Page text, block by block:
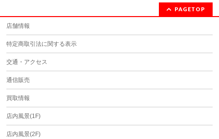
PAGETOP
店舗情報
特定商取引法に関する表示
交通・アクセス
通信販売
買取情報
店内風景(1F)
店内風景(2F)